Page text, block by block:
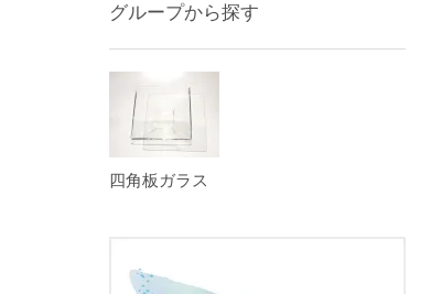
グループから探す
四角板ガラス